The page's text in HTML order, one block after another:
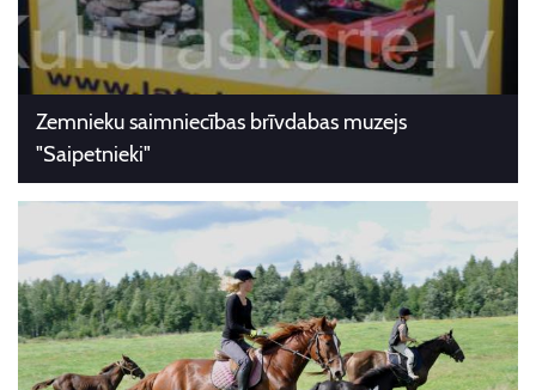
Zemnieku saimniecības brīvdabas muzejs
"Saipetnieki"